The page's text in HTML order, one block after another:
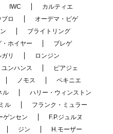
IWC
カルティエ
ブロ
オーデマ・ピゲ
ブライトリング
・ホイヤー
ブレゲ
リ
ロンジン
ユンハンス
ピアジェ
ノモス
ペキニエ
ル
ハリー・ウィンストン
ル
フランク・ミュラー
ゲンセン
F.P.ジュルヌ
ジン
H.モーザー